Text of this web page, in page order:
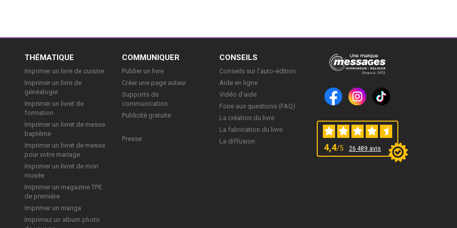
THÉMATIQUE
Imprimer un livre de cuisine
Imprimer un livre de
généalogie
Imprimer un livret de
formation
Imprimer un livret de messe
baptême
Imprimer un livret de messe
pour votre mariage
Imprimer un livret de mon
musée
Imprimer un magazine TPE
de première
Imprimer un manga
Imprimez un album photo
COMMUNIQUER
Publier un livre
Créer une page auteur
Supports de
communication
Publicité gratuite
Presse
CONSEILS
Conseils sur l’auto-édition
Aide en ligne
Vidéo d’aide
Foire aux questions (FAQ)
La création du livre
La fabrication du livre
La diffusion
4,4/5 26 489 avis